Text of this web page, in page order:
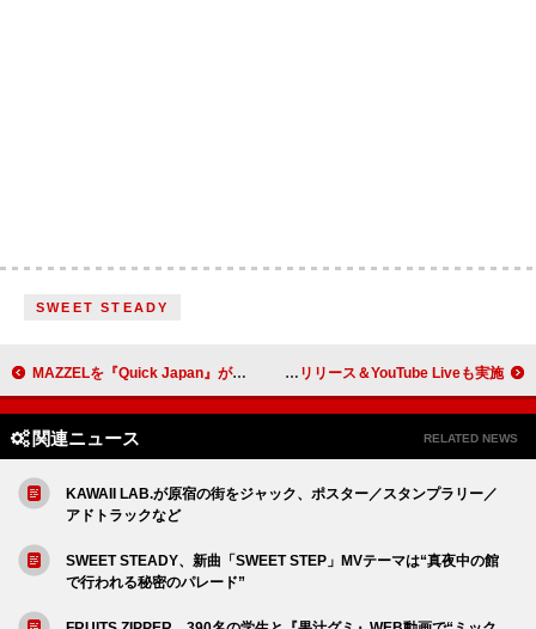
SWEET STEADY
MAZZELを『Quick Japan』が特集、ユニットインタビューで「セルフ“MAZZEL”論」展開 ICEx、新曲「Glory Days」配信リリース＆YouTube Liveも実施
関連ニュース RELATED NEWS
KAWAII LAB.が原宿の街をジャック、ポスター／スタンプラリー／
アドトラックなど
SWEET STEADY、新曲「SWEET STEP」MVテーマは“真夜中の館
で行われる秘密のパレード”